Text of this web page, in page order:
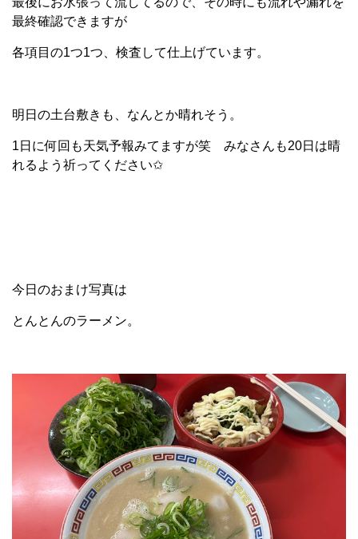
最終確認できますが
各項目の1つ1つ、検査して仕上げています。
明日の土台敷きも、なんとか晴れそう。
1日に何回も天気予報みてますが笑 みなさんも20日は晴
れるよう祈ってください✩
今日のおまけ写真は
とんとんのラーメン。